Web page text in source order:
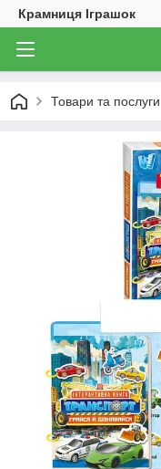
Крамниця Іграшок
Товари та послуги